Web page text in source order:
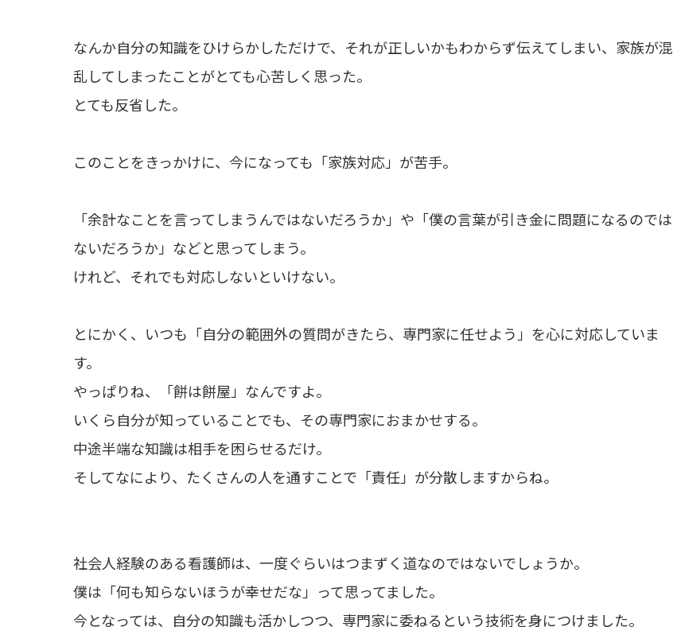
なんか自分の知識をひけらかしただけで、それが正しいかもわからず伝えてしまい、家族が混
乱してしまったことがとても心苦しく思った。
とても反省した。
このことをきっかけに、今になっても「家族対応」が苦手。
「余計なことを言ってしまうんではないだろうか」や「僕の言葉が引き金に問題になるのでは
ないだろうか」などと思ってしまう。
けれど、それでも対応しないといけない。
とにかく、いつも「自分の範囲外の質問がきたら、専門家に任せよう」を心に対応していま
す。
やっぱりね、「餅は餅屋」なんですよ。
いくら自分が知っていることでも、その専門家におまかせする。
中途半端な知識は相手を困らせるだけ。
そしてなにより、たくさんの人を通すことで「責任」が分散しますからね。
社会人経験のある看護師は、一度ぐらいはつまずく道なのではないでしょうか。
僕は「何も知らないほうが幸せだな」って思ってました。
今となっては、自分の知識も活かしつつ、専門家に委ねるという技術を身につけました。